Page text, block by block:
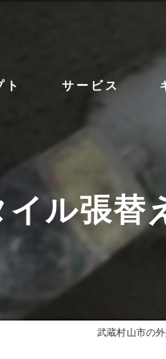
の外壁塗装･株式会社ブラッチの
の外壁塗装･株式会社ブラッチの
外壁塗装･株式会社ブラッチ
サービス
ル張替
武蔵村山市の